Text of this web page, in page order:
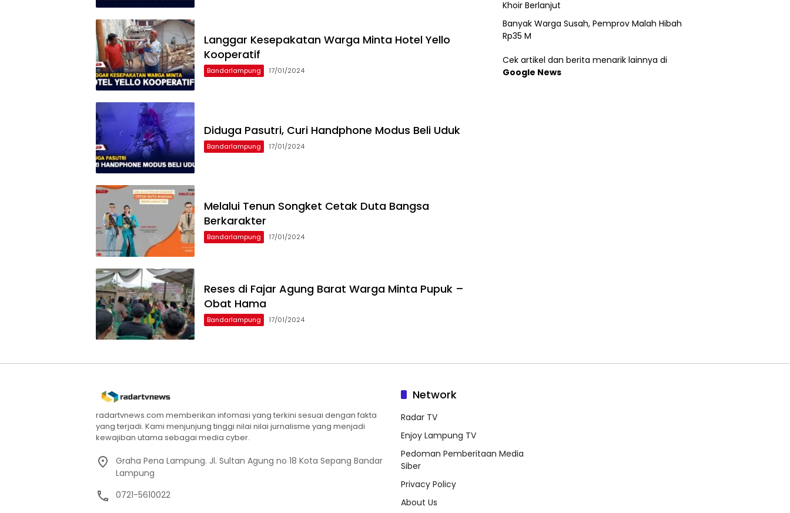
Langgar Kesepakatan Warga Minta Hotel Yello
Kooperatif
Bandarlampung 17/01/2024
Diduga Pasutri, Curi Handphone Modus Beli Uduk
Bandarlampung 17/01/2024
Melalui Tenun Songket Cetak Duta Bangsa
Berkarakter
Bandarlampung 17/01/2024
Reses di Fajar Agung Barat Warga Minta Pupuk –
Obat Hama
Bandarlampung 17/01/2024
Khoir Berlanjut
Banyak Warga Susah, Pemprov Malah Hibah
Rp35 M
Cek artikel dan berita menarik lainnya di
Google News
radartvnews.com memberikan infomasi yang terkini sesuai dengan fakta
yang terjadi. Kami menjunjung tinggi nilai nilai jurnalisme yang menjadi
kewajiban utama sebagai media cyber.
Graha Pena Lampung. Jl. Sultan Agung no 18 Kota Sepang Bandar
Lampung
0721-5610022
Network
Radar TV
Enjoy Lampung TV
Pedoman Pemberitaan Media
Siber
Privacy Policy
About Us